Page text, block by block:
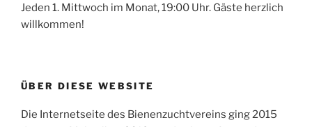
Jeden 1. Mittwoch im Monat, 19:00 Uhr. Gäste herzlich
willkommen!
ÜBER DIESE WEBSITE
Die Internetseite des Bienenzuchtvereins ging 2015